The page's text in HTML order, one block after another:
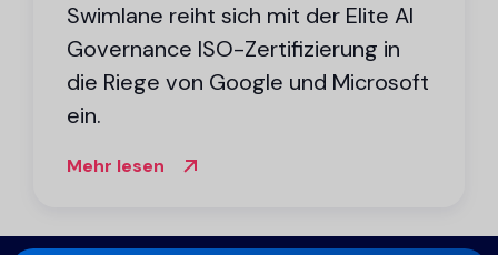
Swimlane reiht sich mit der Elite AI
Governance ISO-Zertifizierung in
die Riege von Google und Microsoft
ein.
Mehr lesen